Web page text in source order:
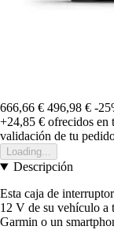
666,66 € 496,98 € -
+24,85 € ofrecidos en
validación de tu
Loading...
Descripción
Esta caja de
12 V de su vehículo a
Garmin o un